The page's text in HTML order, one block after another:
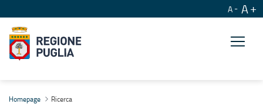
A A
Homepage Ricerca